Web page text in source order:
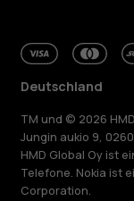
Deutschland
TM und © 2026
Jungin aukio 9,
HMD Global Oy ist
Telefone. Nokia ist
Corporation.